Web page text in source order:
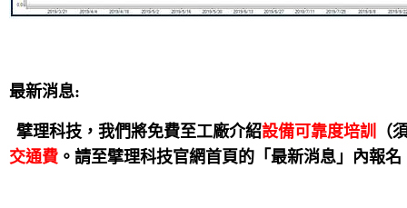
最新消息:
擘理科技，我們將免費至工廠介紹設備可靠度培訓
（
交通費 。請至擘理科技官網首頁的「最新消息」內報名